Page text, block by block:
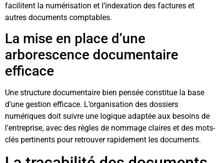
facilitent la numérisation et l’indexation des factures et
autres documents comptables.
La mise en place d’une
arborescence documentaire
efficace
Une structure documentaire bien pensée constitue la base
d’une gestion efficace. L’organisation des dossiers
numériques doit suivre une logique adaptée aux besoins de
l’entreprise, avec des règles de nommage claires et des mots-
clés pertinents pour retrouver rapidement les documents.